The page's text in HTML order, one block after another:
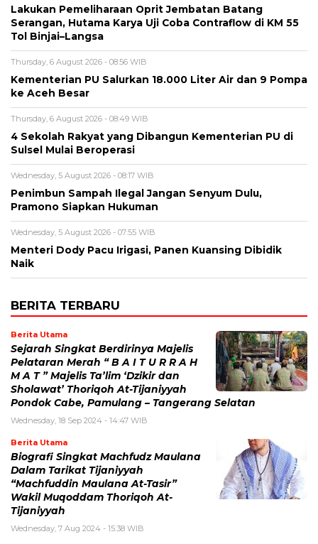
Lakukan Pemeliharaan Oprit Jembatan Batang
Serangan, Hutama Karya Uji Coba Contraflow di KM 55
Tol Binjai–Langsa
Thursday, 6 August 2026 - 08:56 WIB
Kementerian PU Salurkan 18.000 Liter Air dan 9 Pompa
ke Aceh Besar
Thursday, 6 August 2026 - 08:49 WIB
4 Sekolah Rakyat yang Dibangun Kementerian PU di
Sulsel Mulai Beroperasi
Wednesday, 5 August 2026 - 08:17 WIB
Penimbun Sampah Ilegal Jangan Senyum Dulu,
Pramono Siapkan Hukuman
Wednesday, 5 August 2026 - 07:55 WIB
Menteri Dody Pacu Irigasi, Panen Kuansing Dibidik
Naik
BERITA TERBARU
Berita Utama
Sejarah Singkat Berdirinya Majelis
Pelataran Merah “ B A I T U R R A H
M A T ” Majelis Ta’lim ‘Dzikir dan
Sholawat’ Thoriqoh At-Tijaniyyah
Pondok Cabe, Pamulang – Tangerang Selatan
Wednesday, 18 Sep 2024 - 14:47 WIB
Berita Utama
Biografi Singkat Machfudz Maulana
Dalam Tarikat Tijaniyyah
“Machfuddin Maulana At-Tasir”
Wakil Muqoddam Thoriqoh At-
Tijaniyyah
Wednesday, 7 Aug 2024 - 15:38 WIB